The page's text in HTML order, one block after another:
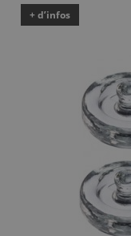
+ d’infos